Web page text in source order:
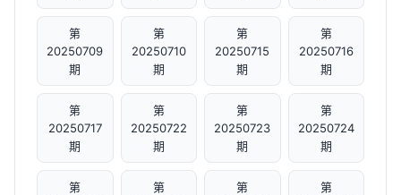
第
20250709
期
第
20250710
期
第
20250715
期
第
20250716
期
第
20250717
期
第
20250722
期
第
20250723
期
第
20250724
期
第
第
第
第